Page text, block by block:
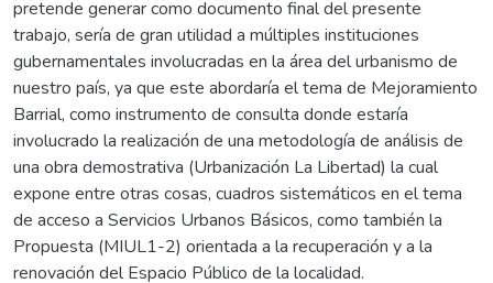
pretende generar como documento final del presente
trabajo, sería de gran utilidad a múltiples instituciones
gubernamentales involucradas en la área del urbanismo de
nuestro país, ya que este abordaría el tema de Mejoramiento
Barrial, como instrumento de consulta donde estaría
involucrado la realización de una metodología de análisis de
una obra demostrativa (Urbanización La Libertad) la cual
expone entre otras cosas, cuadros sistemáticos en el tema
de acceso a Servicios Urbanos Básicos, como también la
Propuesta (MIUL1-2) orientada a la recuperación y a la
renovación del Espacio Público de la localidad.